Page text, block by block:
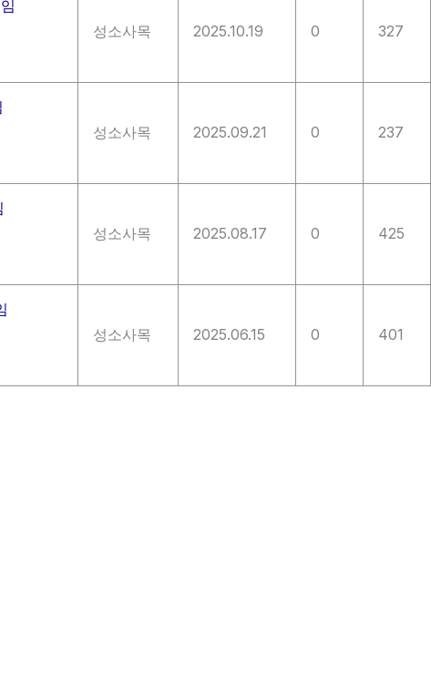
성소사목 2025.10.19 0 327
성소사목 2025.09.21 0 237
성소사목 2025.08.17 0 425
성소사목 2025.06.15 0 401